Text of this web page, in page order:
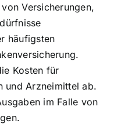
Versicherungen,
häufigsten
Kosten für
und Arzneimittel ab.
im Falle von